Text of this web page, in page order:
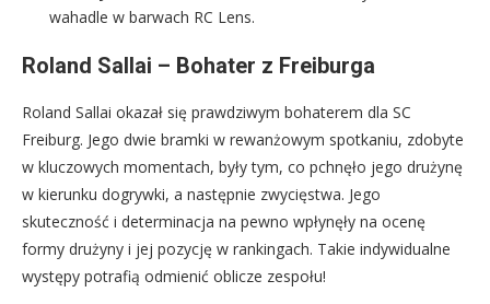
wahadle w barwach RC Lens.
Roland Sallai – Bohater z Freiburga
Roland Sallai okazał się prawdziwym bohaterem dla SC
Freiburg. Jego dwie bramki w rewanżowym spotkaniu, zdobyte
w kluczowych momentach, były tym, co pchnęło jego drużynę
w kierunku dogrywki, a następnie zwycięstwa. Jego
skuteczność i determinacja na pewno wpłynęły na ocenę
formy drużyny i jej pozycję w rankingach. Takie indywidualne
występy potrafią odmienić oblicze zespołu!